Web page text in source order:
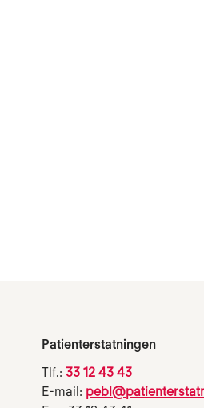
Patienterstatningen
Tlf.: 33 12 43 43
E-mail: